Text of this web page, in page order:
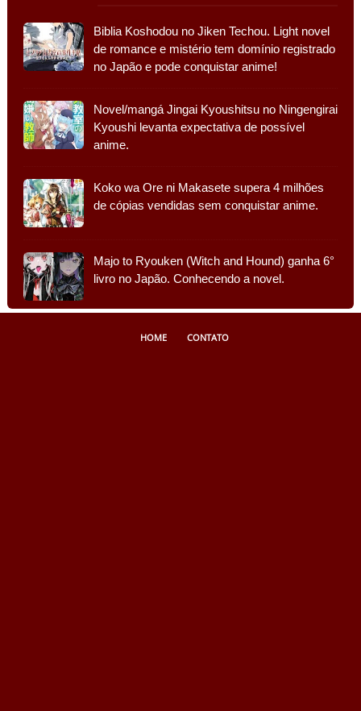
Biblia Koshodou no Jiken Techou. Light novel
de romance e mistério tem domínio registrado
no Japão e pode conquistar anime!
Novel/mangá Jingai Kyoushitsu no Ningengirai
Kyoushi levanta expectativa de possível
anime.
Koko wa Ore ni Makasete supera 4 milhões
de cópias vendidas sem conquistar anime.
Majo to Ryouken (Witch and Hound) ganha 6°
livro no Japão. Conhecendo a novel.
HOME CONTATO